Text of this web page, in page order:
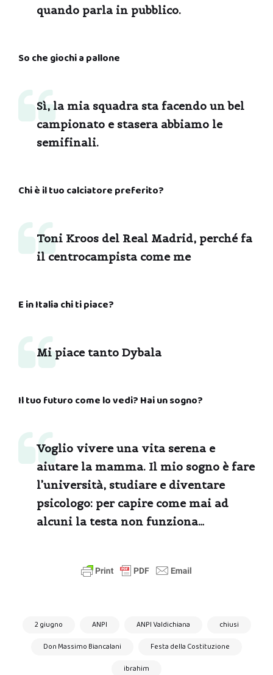
quando parla in pubblico.
So che giochi a pallone
Sì, la mia squadra sta facendo un bel
campionato e stasera abbiamo le
semifinali.
Chi è il tuo calciatore preferito?
Toni Kroos del Real Madrid, perché fa
il centrocampista come me
E in Italia chi ti piace?
Mi piace tanto Dybala
Il tuo futuro come lo vedi? Hai un sogno?
Voglio vivere una vita serena e
aiutare la mamma. Il mio sogno è fare
l’università, studiare e diventare
psicologo: per capire come mai ad
alcuni la testa non funziona…
2 giugno ANPI ANPI Valdichiana
chiusi
Don Massimo Biancalani
Festa della Costituzione
ibrahim